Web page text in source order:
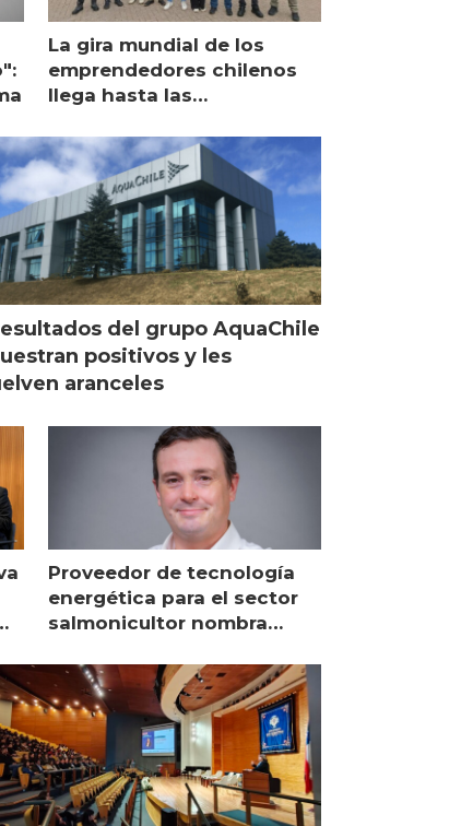
La gira mundial de los
emprendedores chilenos
llega hasta las
Escocia
del grupo AquaChile
positivos y les
aranceles
Proveedor de tecnología
energética para el sector
salmonicultor nombra